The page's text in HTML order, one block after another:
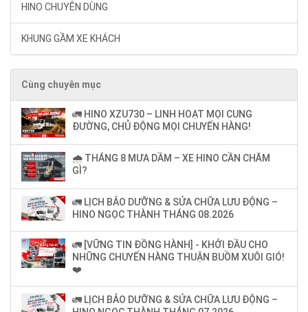
HINO CHUYÊN DÙNG
KHUNG GẦM XE KHÁCH
Cùng chuyên mục
🚛 HINO XZU730 – LINH HOẠT MỌI CUNG
ĐƯỜNG, CHỦ ĐỘNG MỌI CHUYẾN HÀNG!
🌧️ THÁNG 8 MƯA DẦM – XE HINO CẦN CHĂM
GÌ?
🚛 LỊCH BẢO DƯỠNG & SỬA CHỮA LƯU ĐỘNG –
HINO NGỌC THÀNH THÁNG 08.2026
🚛 [VỮNG TIN ĐỒNG HÀNH] - KHỞI ĐẦU CHO
NHỮNG CHUYẾN HÀNG THUẬN BUỒM XUÔI GIÓ!
❤️
🚛 LỊCH BẢO DƯỠNG & SỬA CHỮA LƯU ĐỘNG –